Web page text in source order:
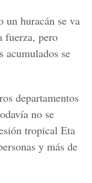
huracán se va
fuerza, pero
acumulados se
departamentos
no se
tropical Eta
y más de